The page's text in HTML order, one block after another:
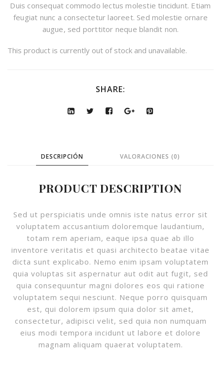
Duis consequat commodo lectus molestie tincidunt. Etiam
feugiat nunc a consectetur laoreet. Sed molestie ornare
augue, sed porttitor neque blandit non.
This product is currently out of stock and unavailable.
SHARE:
DESCRIPCIÓN VALORACIONES (0)
PRODUCT DESCRIPTION
Sed ut perspiciatis unde omnis iste natus error sit
voluptatem accusantium doloremque laudantium,
totam rem aperiam, eaque ipsa quae ab illo
inventore veritatis et quasi architecto beatae vitae
dicta sunt explicabo. Nemo enim ipsam voluptatem
quia voluptas sit aspernatur aut odit aut fugit, sed
quia consequuntur magni dolores eos qui ratione
voluptatem sequi nesciunt. Neque porro quisquam
est, qui dolorem ipsum quia dolor sit amet,
consectetur, adipisci velit, sed quia non numquam
eius modi tempora incidunt ut labore et dolore
magnam aliquam quaerat voluptatem.